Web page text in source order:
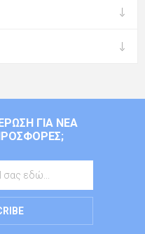
ΓΙΑ ΝΈΑ